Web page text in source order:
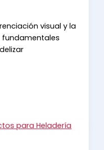
visual y la
fundamentales